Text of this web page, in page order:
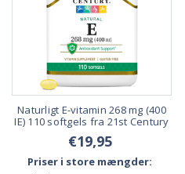
Naturligt E-vitamin 268 mg (400
IE) 110 softgels fra 21st Century
€19,95
Priser i store mængder: